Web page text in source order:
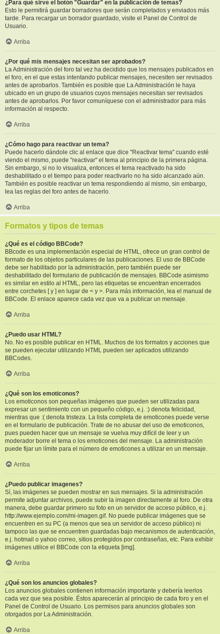
¿Para qué sirve el botón "Guardar" en la publicación de temas?
Esto le permitirá guardar borradores que serán completados y enviados más
tarde. Para recargar un borrador guardado, visite el Panel de Control de
Usuario.
Arriba
¿Por qué mis mensajes necesitan ser aprobados?
La Administración del foro tal vez ha decidido que los mensajes publicados en
el foro, en el que estas intentando publicar mensajes, necesiten ser revisados
antes de aprobarlos. También es posible que La Administración le haya
ubicado en un grupo de usuarios cuyos mensajes necesitan ser revisados
antes de aprobarlos. Por favor comuníquese con el administrador para más
información al respecto.
Arriba
¿Cómo hago para reactivar un tema?
Puede hacerlo dándole clic al enlace que dice "Reactivar tema" cuando esté
viendo el mismo, puede "reactivar" el tema al principio de la primera página.
Sin embargo, si no lo visualiza, entonces el tema reactivado ha sido
deshabilitado o el tiempo para poder reactivarlo no ha sido alcanzado aún.
También es posible reactivar un tema respondiendo al mismo, sin embargo,
lea las reglas del foro antes de hacerlo.
Arriba
Formatos y tipos de temas
¿Qué es el código BBCode?
BBcode es una implementación especial de HTML, ofrece un gran control de
formato de los objetos particulares de las publicaciones. El uso de BBCode
debe ser habilitado por la administración, pero también puede ser
deshabilitado del formulario de publicación de mensajes. BBCode asimismo
es similar en estilo al HTML, pero las etiquetas se encuentran encerrados
entre corchetes [ y ] en lugar de < y >. Para más información, lea el manual de
BBCode. El enlace aparece cada vez que va a publicar un mensaje.
Arriba
¿Puedo usar HTML?
No. No es posible publicar en HTML. Muchos de los formatos y acciones que
se pueden ejecutar utilizando HTML pueden ser aplicados utilizando
BBCodes.
Arriba
¿Qué son los emoticonos?
Los emoticonos son pequeñas imágenes que pueden ser utilizadas para
expresar un sentimiento con un pequeño código, e.j. :) denota felicidad,
mientras que :( denota tristeza. La lista completa de emoticones puede verse
en el formulario de publicación. Trate de no abusar del uso de emoticonos,
pues pueden hacer que un mensaje se vuelva muy difícil de leer y un
moderador borre el tema o los emoticones del mensaje. La administración
puede fijar un límite para el número de emoticones a utilizar en un mensaje.
Arriba
¿Puedo publicar imagenes?
Sí, las imágenes se pueden mostrar en sus mensajes. Si la administración
permite adjuntar archivos, puede subir la imagen directamente al foro. De otra
manera, debe guardar primero su foto en un servidor de acceso público, e.j.
http://www.ejemplo.com/mi-imagen.gif. No puede publicar imágenes que se
encuentren en su PC (a menos que sea un servidor de acceso público) ni
tampoco las que se encuentren guardadas bajo mecanismos de autenticación,
e.j. hotmail o yahoo correo, sitios protegidos por contraseñas, etc. Para exhibir
imágenes utilice el BBCode con la etiqueta [img].
Arriba
¿Qué son los anuncios globales?
Los anuncios globales contienen información importante y debería leerlos
cada vez que sea posible. Éstos aparecerán al principio de cada foro y en el
Panel de Control de Usuario. Los permisos para anuncios globales son
otorgados por La Administración.
Arriba